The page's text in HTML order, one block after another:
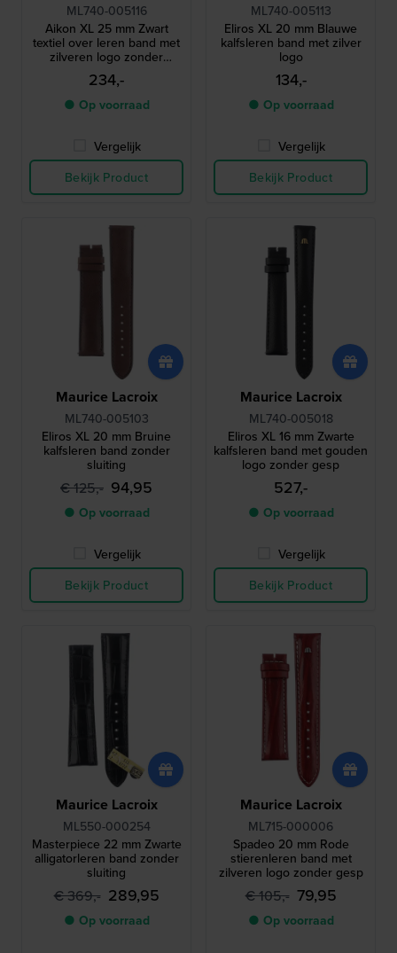
ML740-005116
Aikon XL 25 mm Zwart
textiel over leren band met
zilveren logo zonder
sluiting
234,-
● Op voorraad
Vergelijk
Bekijk Product
ML740-005113
Eliros XL 20 mm Blauwe
kalfsleren band met zilver
logo
134,-
● Op voorraad
Vergelijk
Bekijk Product
Maurice Lacroix
ML740-005103
Eliros XL 20 mm Bruine
kalfsleren band zonder
sluiting
€ 125,- 94,95
● Op voorraad
Vergelijk
Bekijk Product
Maurice Lacroix
ML740-005018
Eliros XL 16 mm Zwarte
kalfsleren band met gouden
logo zonder gesp
527,-
● Op voorraad
Vergelijk
Bekijk Product
Maurice Lacroix
ML550-000254
Masterpiece 22 mm Zwarte
alligatorleren band zonder
sluiting
€ 369,- 289,95
● Op voorraad
Maurice Lacroix
ML715-000006
Spadeo 20 mm Rode
stierenleren band met
zilveren logo zonder gesp
€ 105,- 79,95
● Op voorraad